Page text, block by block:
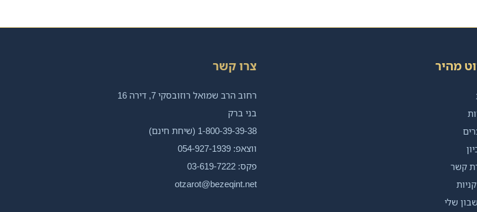
מהיר
קשר
שלי
צרו קשר
רחוב הרב שמואל רוזובסקי 7, דירה 16
בני ברק
1-800-39-39-38 (שיחת חינם)
ווצאפ: 054-927-1939
פקס: 03-619-7222
otzarot@bezeqint.net